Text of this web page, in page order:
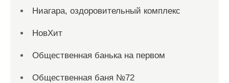
Ниагара, оздоровительный комплекс
НовХит
Общественная банька на первом
Общественная баня №72